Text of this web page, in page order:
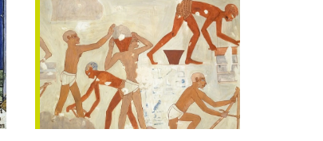
was het op dat moment een
marginaal verschijnsel. ‘De
negentiende-eeuwse gouvernante
was al zo goed als uitgestorven.’
Hoe zag thuisonderwijs eruit in de
negentiende...